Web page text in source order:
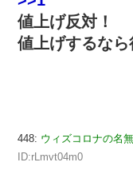
値上げ反対！
値上げするなら
448: ウィズコロナの名
ID:rLmvt04m0